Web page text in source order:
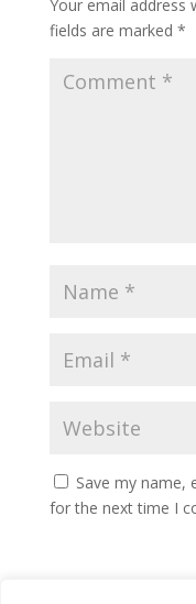
Your email address
fields are marked *
Save my name,
for the next time I